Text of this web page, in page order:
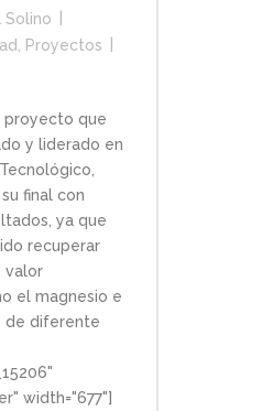
Solino
Proyectos
proyecto que
y liderado en
final con
ya que
recuperar
valor
el magnesio e
de diferente
width="677"]